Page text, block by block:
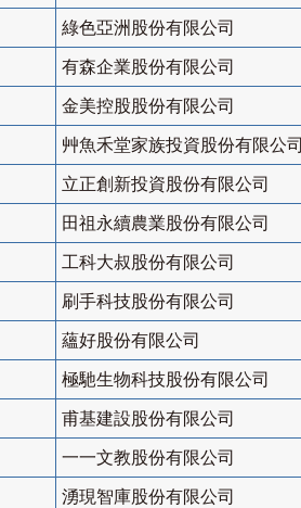
綠色亞洲股份有限公司
有森企業股份有限公司
金美控股股份有限公司
艸魚禾堂家族投資股份有限公司
立正創新投資股份有限公司
田祖永續農業股份有限公司
工科大叔股份有限公司
刷手科技股份有限公司
蘊好股份有限公司
極馳生物科技股份有限公司
甫基建設股份有限公司
一一文教股份有限公司
湧現智庫股份有限公司